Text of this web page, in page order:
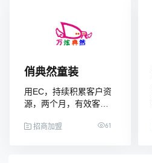
俏典然童装
用EC，持续积累客户资
源，两个月，有效客户
招商加盟 61